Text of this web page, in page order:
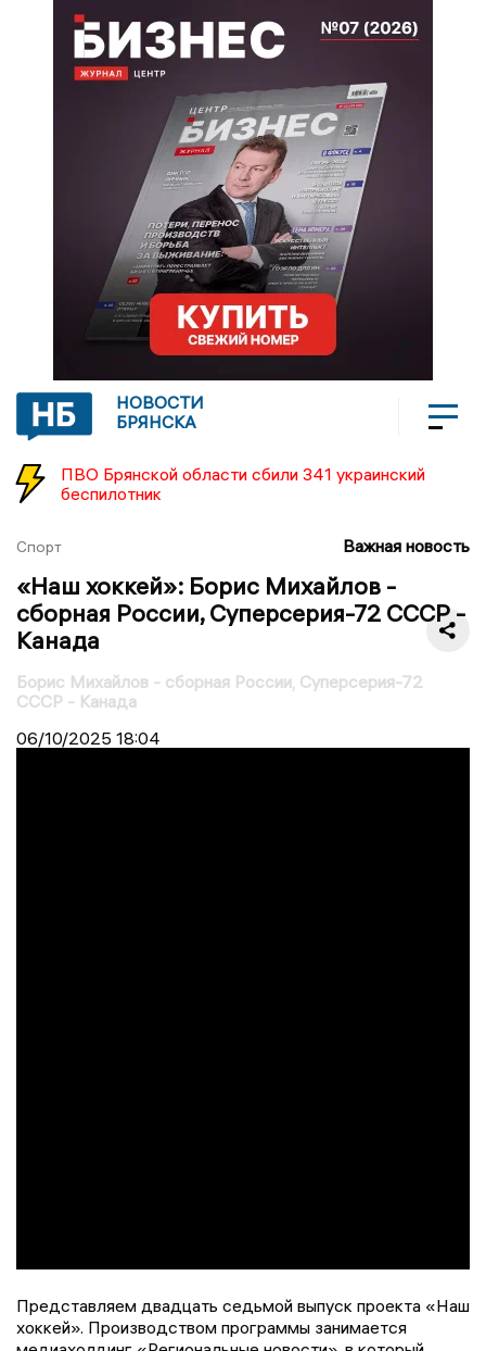
НОВОСТИ
БРЯНСКА
ПВО Брянской области сбили 341 украинский
беспилотник
Спорт Важная новость
«Наш хоккей»: Борис Михайлов -
сборная России, Суперсерия-72 СССР -
Канада
Борис Михайлов - сборная России, Суперсерия-72
СССР - Канада
06/10/2025 18:04
Представляем двадцать седьмой выпуск проекта «Наш
хоккей». Производством программы занимается